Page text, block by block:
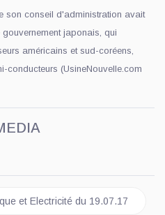
son conseil d'administration avait
japonais, qui
américains et sud-coréens,
(UsineNouvelle.com
presse Electronique et Electricité
et Electricité du 19.07.17